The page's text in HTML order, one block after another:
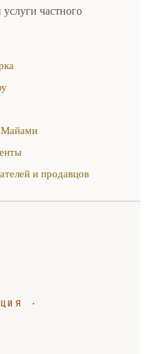
частного
Майами
и продавцов
·